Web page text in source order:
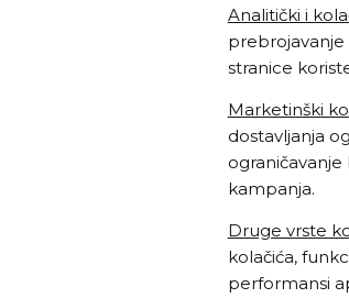
Analitički i
stranice
Marketinški
dostavljanja
kampanja.
Druge vrste
kolačića,
performansi